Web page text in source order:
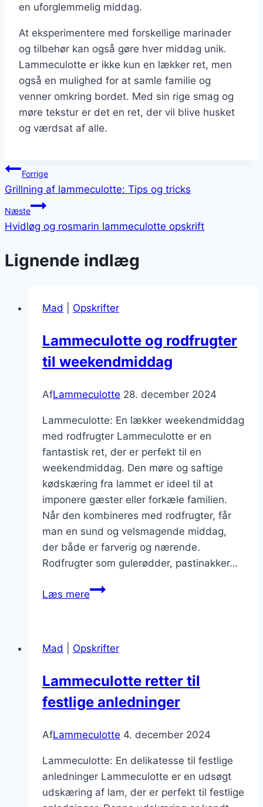
en uforglemmelig middag.
At eksperimentere med forskellige marinader
og tilbehør kan også gøre hver middag unik.
Lammeculotte er ikke kun en lækker ret, men
også en mulighed for at samle familie og
venner omkring bordet. Med sin rige smag og
møre tekstur er det en ret, der vil blive husket
og værdsat af alle.
Indlægsnavigation
Forrige
Grillning af lammeculotte: Tips og tricks
Næste
Hvidløg og rosmarin lammeculotte opskrift
Lignende indlæg
Mad Opskrifter
Lammeculotte og rodfrugter
til weekendmiddag
AfLammeculotte 28. december 2024
Lammeculotte: En lækker weekendmiddag
med rodfrugter Lammeculotte er en
fantastisk ret, der er perfekt til en
weekendmiddag. Den møre og saftige
kødskæring fra lammet er ideel til at
imponere gæster eller forkæle familien.
Når den kombineres med rodfrugter, får
man en sund og velsmagende middag,
der både er farverig og nærende.
Rodfrugter som gulerødder, pastinakker…
Læs mereLammeculotte
weekendmiddag
Mad Opskrifter
Lammeculotte retter til
festlige anledninger
AfLammeculotte 4. december 2024
Lammeculotte: En delikatesse til festlige
anledninger Lammeculotte er en udsøgt
udskæring af lam, der er perfekt til festlige